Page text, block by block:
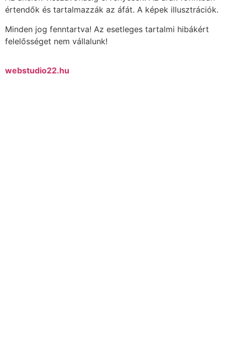
értendők és tartalmazzák az áfát. A képek illusztrációk.
Minden jog fenntartva! Az esetleges tartalmi hibákért
felelősséget nem vállalunk!
webstudio22.hu